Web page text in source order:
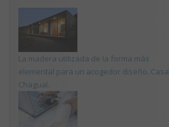
La madera utilizada de la forma más
elemental para un acogedor diseño. Casa
Chagual.